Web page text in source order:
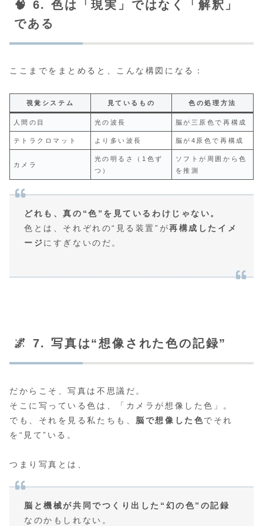
🧠 6. 色は「現実」ではなく「解釈」
である
ここまでをまとめると、こんな構図になる：
視覚システム 見ているもの 色の処理方法
人間の目 光の波長 脳が三原色で再構成
テトラクロマット より多い波長 脳が4原色で再構成
カメラ
光の明るさ（1色ず
つ）
ソフトが周囲から色
を推測
どれも、真の“色”を見ているわけじゃない。
色とは、それぞれの“見る装置”が再構成したイメ
ージにすぎないのだ。
🌌 7. 写真は“想像された色の記録”
だからこそ、写真は不思議だ。
そこに写っている色は、「カメラが想像した色」。
でも、それを見る私たちも、 脳で想像した色でそれ
を“見て”いる。
つまり写真とは、
脳と機械が共同でつくり出した“幻の色”の記録
なのかもしれない。